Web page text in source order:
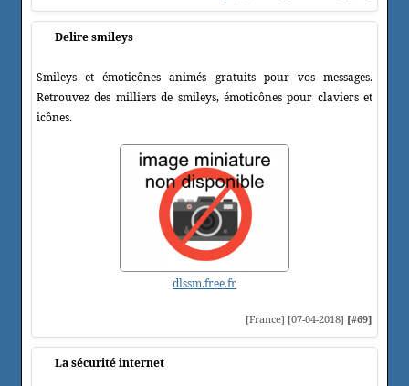
Delire smileys
Smileys et émoticônes animés gratuits pour vos messages.
Retrouvez des milliers de smileys, émoticônes pour claviers et
icônes.
dlssm.free.fr
[France] [07-04-2018] [#69]
La sécurité internet